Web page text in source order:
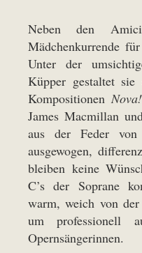
Neben den
Mädchenkurrende
Unter der
Küpper gestaltet sie
Kompositionen
James Macmillan
aus der Feder
ausgewogen,
bleiben keine
C’s der Soprane
warm, weich von
um professionell
Opernsängerinnen.